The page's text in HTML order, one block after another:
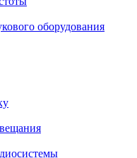
оборудования